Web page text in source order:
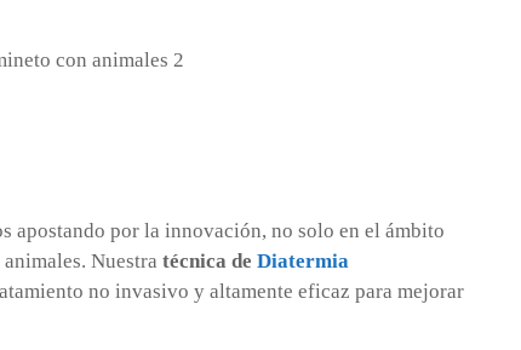
apostando por la innovación, no solo en el ámbito
Nuestra técnica de Diatermia
no invasivo y altamente eficaz para mejorar